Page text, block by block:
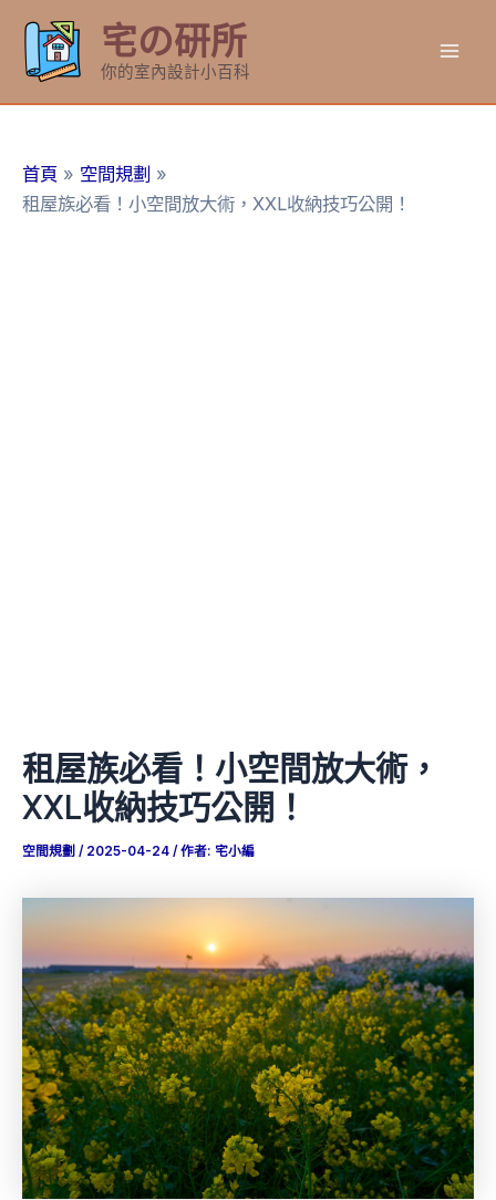
要
宅の研所
你的室內設計小百科
首頁
空間規劃
租屋族必看！小空間放大術，XXL收納技巧公開！
租屋族必看！小空間放大術，
XXL收納技巧公開！
空間規劃 / 2025-04-24 / 作者: 宅小編